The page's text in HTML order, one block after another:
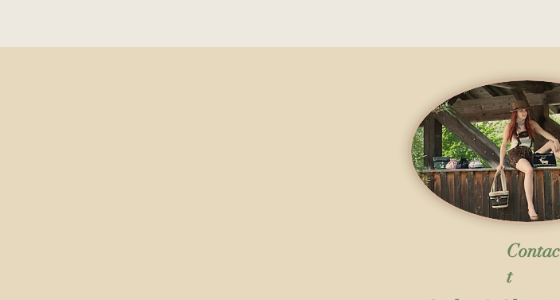
Contac
t